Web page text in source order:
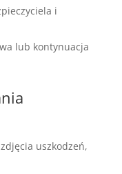
i
lub kontynuacja
uszkodzeń,